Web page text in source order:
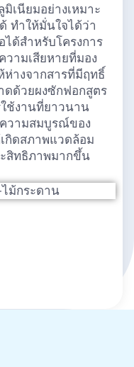
เนียมอย่างเหมาะ
ทำให้มั่นใจได้ว่า
ด้สำหรับโครงการ
ามเสียหายที่มอง
ห่างจากสารที่มีฤทธิ์
ดด้วยผงซักฟอกสูตร
ช้งานที่ยาวนาน
วามสมบูรณ์ของ
กิดสภาพแวดล้อม
สิทธิภาพมากขึ้น